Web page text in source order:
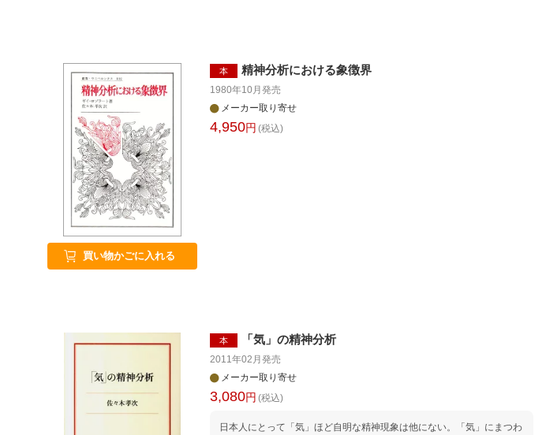
買い物かごに入れる
本 精神分析における象徴界
1980年10月 発売
メーカー取り寄せ
4,950円 (税込)
本 「気」の精神分析
2011年02月 発売
メーカー取り寄せ
3,080円 (税込)
日本人にとって「気」ほど自明な精神現象は他にない。「気」にまつわ